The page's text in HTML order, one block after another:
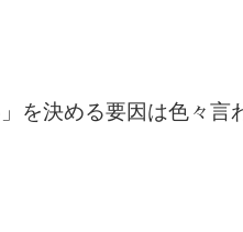
を決める要因は色々言